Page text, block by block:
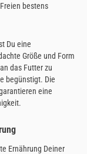
bestens
Du eine
Größe und Form
das Futter zu
begünstigt. Die
eine
Ernährung Deiner